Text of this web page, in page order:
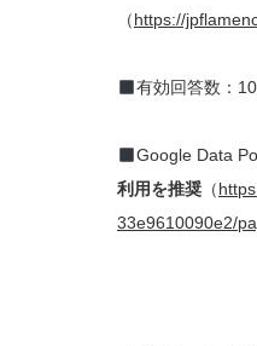
（https://
有効回答数：
Google Data
利用を推奨 （
33e9610090e2/